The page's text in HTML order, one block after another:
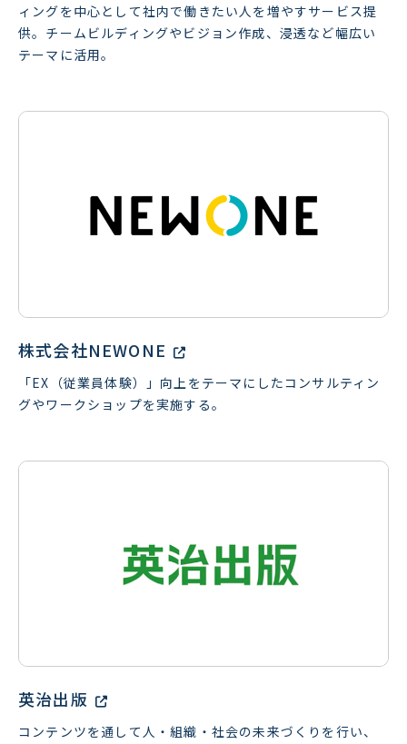
ィングを中心として社内で働きたい人を増やすサービス提
供。チームビルディングやビジョン作成、浸透など幅広い
テーマに活用。
株式会社NEWONE
「EX（従業員体験）」向上をテーマにしたコンサルティン
グやワークショップを実施する。
英治出版
コンテンツを通して人・組織・社会の未来づくりを行い、